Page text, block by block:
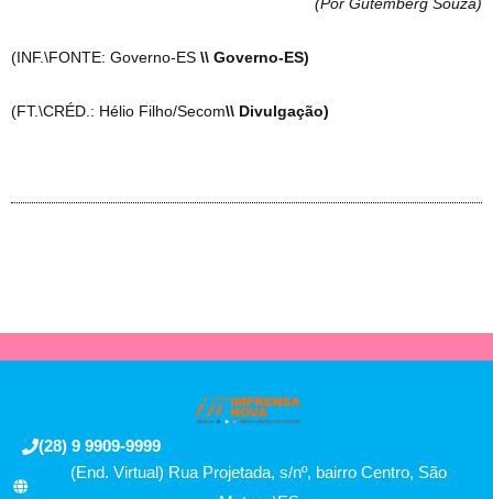
(INF.\FONTE: Governo-ES \\ Governo-ES)
(FT.\CRÉD.: Hélio Filho/Secom\\ Divulgação)
(28) 9 9909-9999
(End. Virtual) Rua Projetada, s/nº, bairro Centro, São